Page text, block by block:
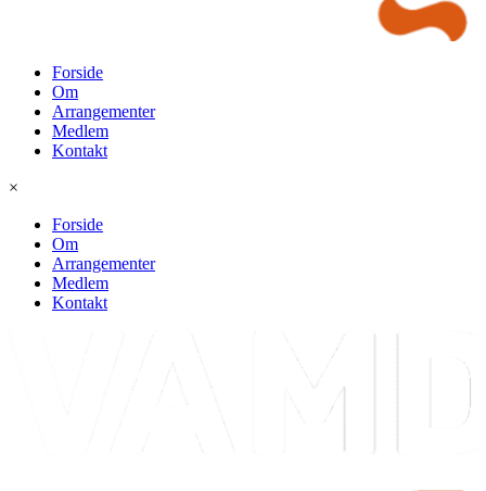
Forside
Om
Arrangementer
Medlem
Kontakt
×
Forside
Om
Arrangementer
Medlem
Kontakt